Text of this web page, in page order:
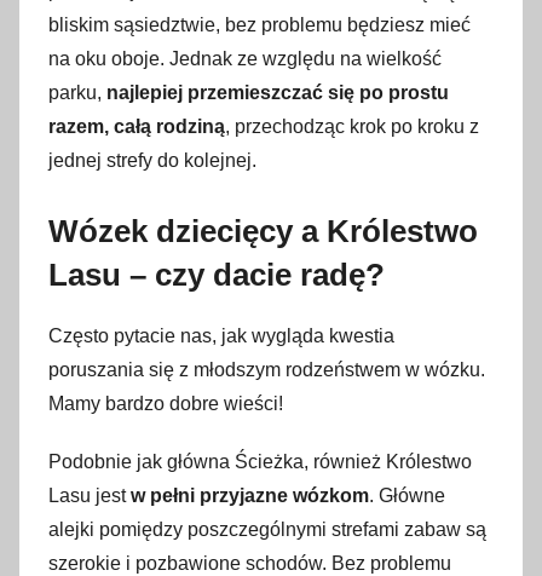
bliskim sąsiedztwie, bez problemu będziesz mieć
na oku oboje. Jednak ze względu na wielkość
parku, najlepiej przemieszczać się po prostu
razem, całą rodziną, przechodząc krok po kroku z
jednej strefy do kolejnej.
Wózek dziecięcy a Królestwo
Lasu – czy dacie radę?
Często pytacie nas, jak wygląda kwestia
poruszania się z młodszym rodzeństwem w wózku.
Mamy bardzo dobre wieści!
Podobnie jak główna Ścieżka, również Królestwo
Lasu jestw pełni przyjazne wózkom. Główne
alejki pomiędzy poszczególnymi strefami zabaw są
szerokie i pozbawione schodów. Bez problemu